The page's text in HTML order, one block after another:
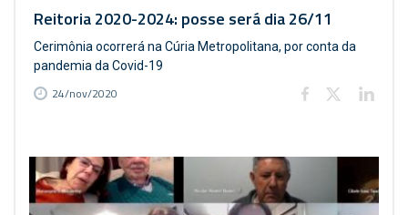
Reitoria 2020-2024: posse será dia 26/11
Cerimônia ocorrerá na Cúria Metropolitana, por conta da
pandemia da Covid-19
24/nov/2020